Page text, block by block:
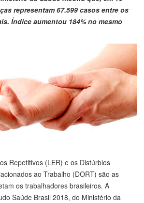
representam 67.599 casos entre os
Índice aumentou 184% no mesmo
Repetitivos (LER) e os Distúrbios
ao Trabalho (DORT) são as
os trabalhadores brasileiros. A
Saúde Brasil 2018, do Ministério da